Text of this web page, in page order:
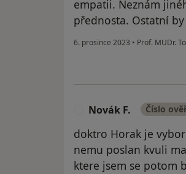
empatii. Neznám
přednosta. Ostatní
6. prosince 2023 • Prof. MUDr.
Novák F. Číslo
doktro Horak je
nemu poslan kvuli
ktere jsem se potom